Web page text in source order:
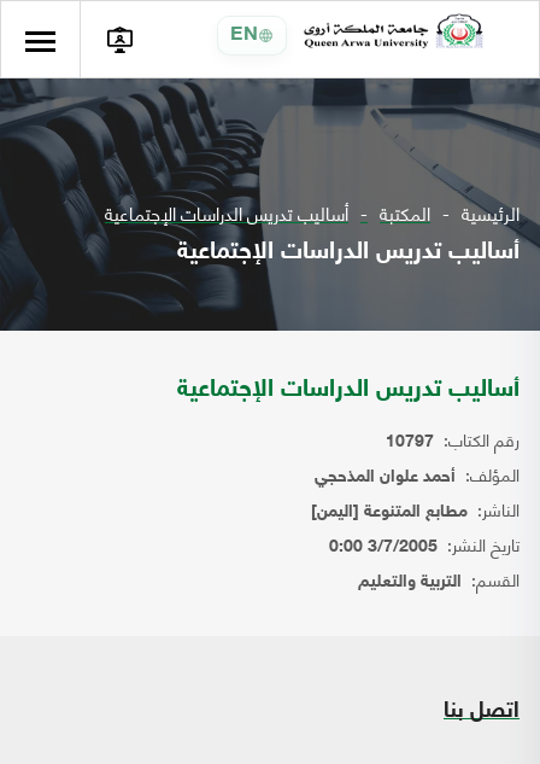
EN
الرئيسية المكتبة أساليب تدريس الدراسات الإجتماعية
أساليب تدريس الدراسات الإجتماعية
أساليب تدريس الدراسات الإجتماعية
رقم الكتاب: 10797
المؤلف: أحمد علوان المذحجي
الناشر: مطابع المتنوعة [اليمن]
تاريخ النشر: 3/7/2005 0:00
القسم: التربية والتعليم
اتصل بنا